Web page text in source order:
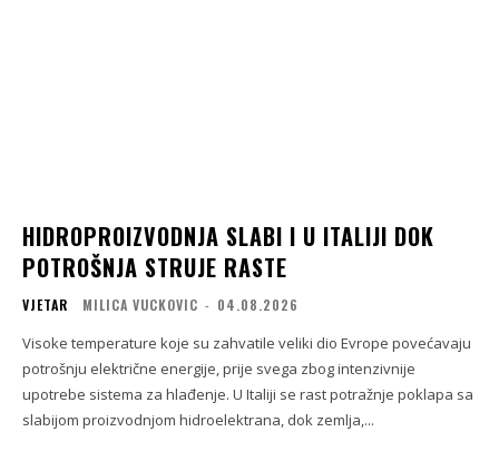
HIDROPROIZVODNJA SLABI I U ITALIJI DOK
POTROŠNJA STRUJE RASTE
VJETAR MILICA VUCKOVIC - 04.08.2026
Visoke temperature koje su zahvatile veliki dio Evrope povećavaju
potrošnju električne energije, prije svega zbog intenzivnije
upotrebe sistema za hlađenje. U Italiji se rast potražnje poklapa sa
slabijom proizvodnjom hidroelektrana, dok zemlja,...